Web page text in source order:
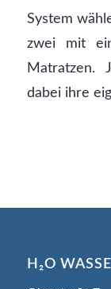
System
zwei mit
Matratzen.
dabei ihre
H₂O